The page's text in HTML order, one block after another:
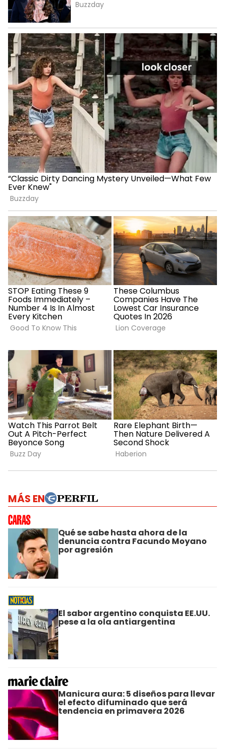
MÁS EN
Qué se sabe hasta ahora de la
denuncia contra Facundo Moyano
por agresión
El sabor argentino conquista EE.UU.
pese a la ola antiargentina
Manicura aura: 5 diseños para llevar
el efecto difuminado que será
tendencia en primavera 2026